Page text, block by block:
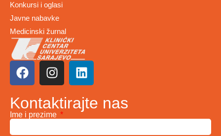
Konkursi i oglasi
Javne nabavke
Medicinski žurnal
Kontaktirajte nas
Ime i prezime